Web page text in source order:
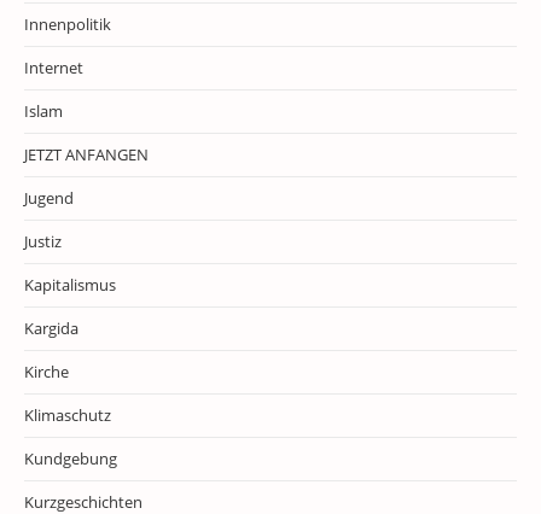
Innenpolitik
Internet
Islam
JETZT ANFANGEN
Jugend
Justiz
Kapitalismus
Kargida
Kirche
Klimaschutz
Kundgebung
Kurzgeschichten